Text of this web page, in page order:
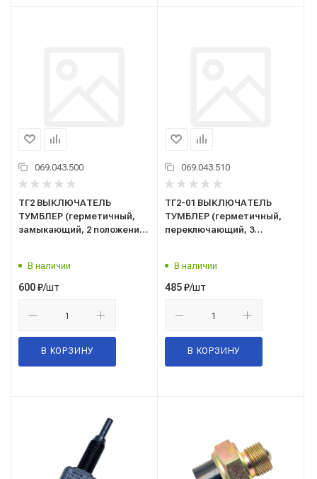
069.043.500
ТГ2 ВЫКЛЮЧАТЕЛЬ
ТУМБЛЕР (герметичный,
замыкающий, 2 положения
В наличии
600₽/шт
В КОРЗИНУ
069.043.510
ТГ2-01 ВЫКЛЮЧАТЕЛЬ
ТУМБЛЕР (герметичный,
переключающий, 3
В наличии
485₽/шт
В КОРЗИНУ